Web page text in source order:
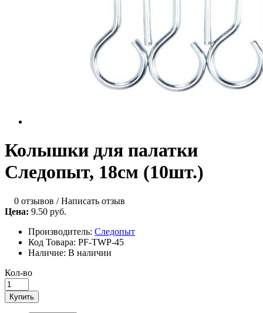
Колышки для палатки
Следопыт, 18см (10шт.)
0 отзывов /Написать отзыв
Цена: 9.50 руб.
Производитель: Следопыт
Код Товара: PF-TWP-45
Наличие: В наличии
Кол-во
Купить